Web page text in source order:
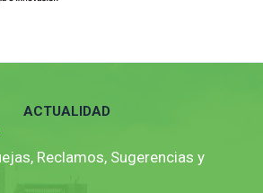
ACTUALIDAD
Reclamos, Sugerencias y